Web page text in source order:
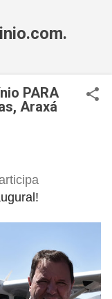
PARA
Araxá